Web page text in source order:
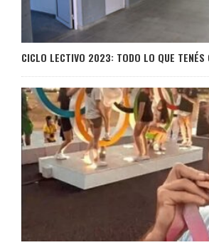
CICLO LECTIVO 2023: TODO LO QUE TENÉS